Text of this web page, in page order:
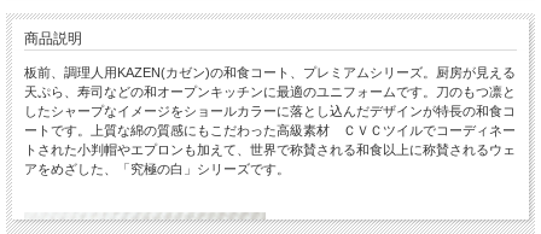
商品説明
板前、調理人用KAZEN(カゼン)の和食コート、プレミアムシリーズ。厨房が見える
天ぷら、寿司などの和オープンキッチンに最適のユニフォームです。刀のもつ凛と
したシャープなイメージをショールカラーに落とし込んだデザインが特長の和食コ
ートです。上質な綿の質感にもこだわった高級素材 ＣＶＣツイルでコーディネー
トされた小判帽やエプロンも加えて、世界で称賛される和食以上に称賛されるウェ
アをめざした、「究極の白」シリーズです。